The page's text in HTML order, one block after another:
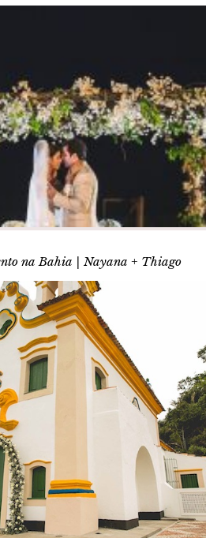
na Bahia | Nayana + Thiago